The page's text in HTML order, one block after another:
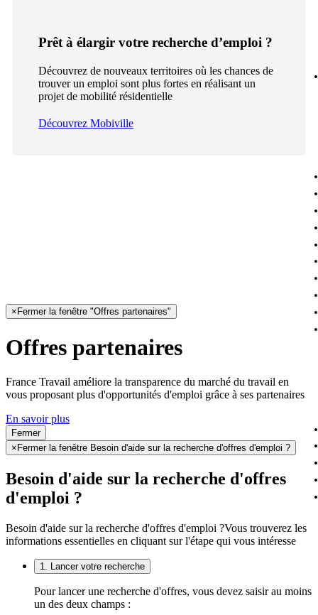
Prêt à élargir votre recherche d’emploi ?
Découvrez de nouveaux territoires où les chances de
trouver un emploi sont plus fortes en réalisant un
projet de mobilité résidentielle
Découvrez Mobiville
× Fermer la fenêtre "Offres partenaires"
Offres partenaires
France Travail améliore la transparence du marché du travail en
vous proposant plus d'opportunités d'emploi grâce à ses partenaires
En savoir plus
Fermer
× Fermer la fenêtre Besoin d'aide sur la recherche d'offres d'emploi ?
Besoin d'aide sur la recherche d'offres
d'emploi ?
Besoin d'aide sur la recherche d'offres d'emploi ?Vous trouverez les
informations essentielles en cliquant sur l'étape qui vous intéresse
1. Lancer votre recherche
Pour lancer une recherche d'offres, vous devez saisir au moins
un des deux champs :